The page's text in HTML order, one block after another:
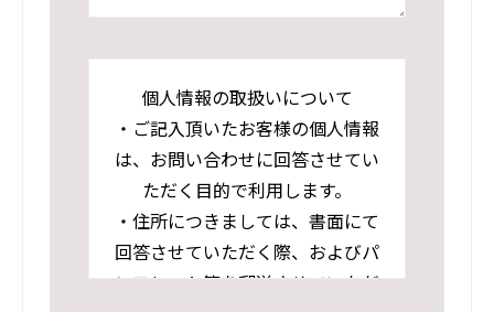
個人情報の取扱いについて
・ご記入頂いたお客様の個人情報
は、お問い合わせに回答させてい
ただく目的で利用します。
・住所につきましては、書面にて
回答させていただく際、およびパ
ンフレット等を郵送させていただ